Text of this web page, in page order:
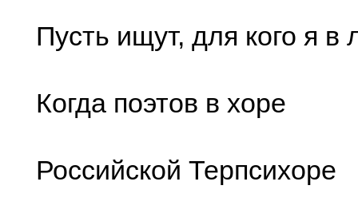
Пусть ищут, для кого я в
Когда поэтов в хоре
Российской Терпсихоре